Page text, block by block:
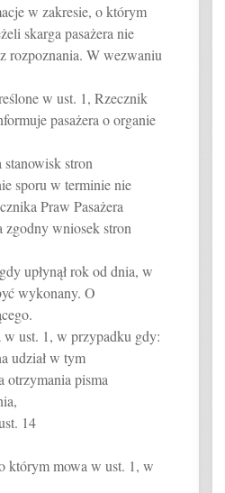
w zakresie, o którym
skarga pasażera nie
rozpoznania. W wezwaniu
w ust. 1, Rzecznik
pasażera o organie
stron
sporu w terminie nie
Praw Pasażera
zgodny wniosek stron
upłynął rok od dnia, w
wykonany. O
w ust. 1, w przypadku gdy:
udział w tym
otrzymania pisma
14
którym mowa w ust. 1, w